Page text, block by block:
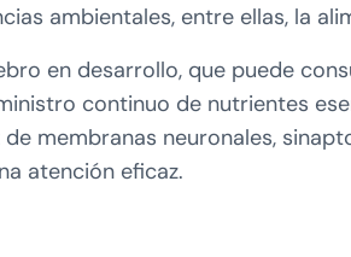
ambientales, entre ellas, la
en desarrollo, que puede
continuo de nutrientes
membranas neuronales,
atención eficaz.